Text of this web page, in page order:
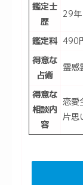
鑑定士
歴
29年
鑑定料 490
得意な
占術
霊感
得意な
相談内
容
恋愛
片思